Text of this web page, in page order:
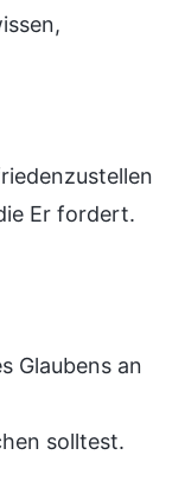
Er fordert.
Glaubens an
solltest.